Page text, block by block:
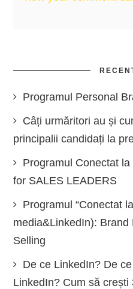
Programul Personal
Câți urmăritori au și
principalii candidați la
Programul Conectat
for SALES LEADERS
Programul “Conectat
media&LinkedIn):
Selling
De ce LinkedIn? De
LinkedIn? Cum să